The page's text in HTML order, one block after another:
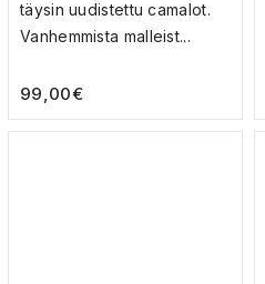
täysin uudistettu camalot.
Vanhemmista malleist...
99,00€